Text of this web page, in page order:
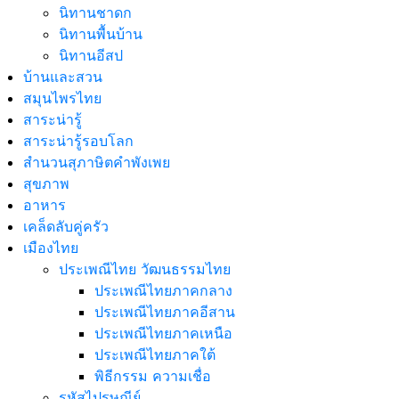
นิทานชาดก
นิทานพื้นบ้าน
นิทานอีสป
บ้านและสวน
สมุนไพรไทย
สาระน่ารู้
สาระน่ารู้รอบโลก
สำนวนสุภาษิตคำพังเพย
สุขภาพ
อาหาร
เคล็ดลับคู่ครัว
เมืองไทย
ประเพณีไทย วัฒนธรรมไทย
ประเพณีไทยภาคกลาง
ประเพณีไทยภาคอีสาน
ประเพณีไทยภาคเหนือ
ประเพณีไทยภาคใต้
พิธีกรรม ความเชื่อ